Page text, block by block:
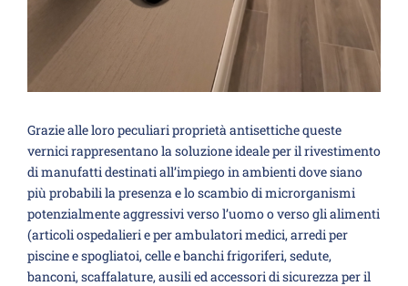
Grazie alle loro peculiari proprietà antisettiche queste
vernici rappresentano la soluzione ideale per il rivestimento
di manufatti destinati all’impiego in ambienti dove siano
più probabili la presenza e lo scambio di microrganismi
potenzialmente aggressivi verso l’uomo o verso gli alimenti
(articoli ospedalieri e per ambulatori medici, arredi per
piscine e spogliatoi, celle e banchi frigoriferi, sedute,
banconi, scaffalature, ausili ed accessori di sicurezza per il